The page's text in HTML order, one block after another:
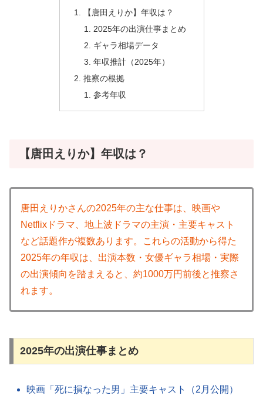
【唐田えりか】年収は？
2025年の出演仕事まとめ
ギャラ相場データ
年収推計（2025年）
推察の根拠
参考年収
【唐田えりか】年収は？
唐田えりかさんの2025年の主な仕事は、映画や
Netflixドラマ、地上波ドラマの主演・主要キャスト
など話題作が複数あります。これらの活動から得た
2025年の年収は、出演本数・女優ギャラ相場・実際
の出演傾向を踏まえると、約1000万円前後と推察さ
れます。
2025年の出演仕事まとめ
映画「死に損なった男」主要キャスト（2月公開）